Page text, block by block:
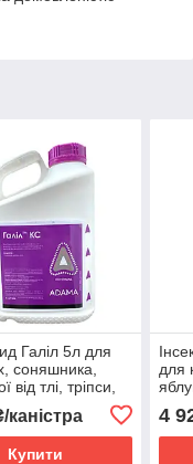
Галіл 5л для
соняшника,
від тлі, тріпси,
совки, цибулевої
довгоносика
Купити
для
4